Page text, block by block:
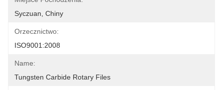
Syczuan, Chiny
Orzecznictwo:
ISO9001:2008
Name:
Tungsten Carbide Rotary Files